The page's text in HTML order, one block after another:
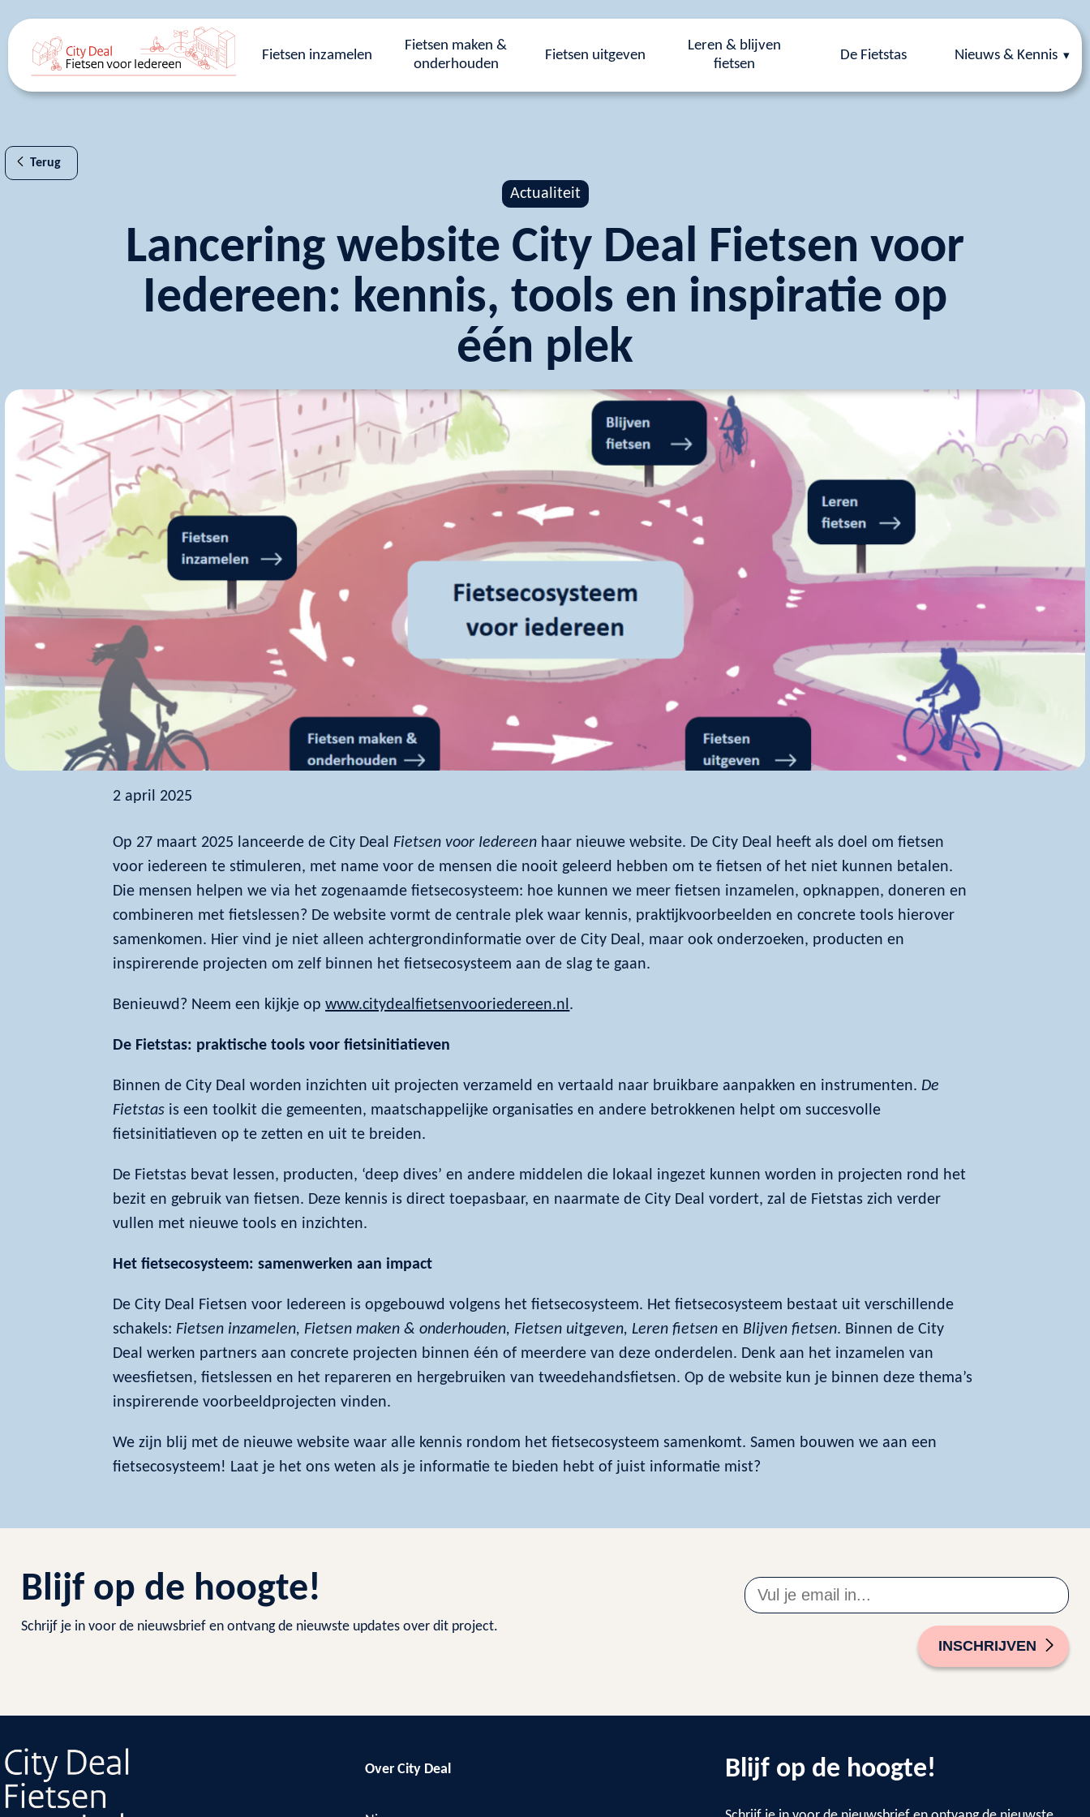
Fietsen inzamelen
Fietsen maken &
onderhouden
Fietsen uitgeven
Leren & blijven
fietsen
De Fietstas Nieuws & Kennis
Terug
Actualiteit
Lancering website City Deal Fietsen voor
Iedereen: kennis, tools en inspiratie op
één plek
2 april 2025
Op 27 maart 2025 lanceerde de City Deal Fietsen voor Iedereen haar nieuwe website. De City Deal heeft als doel om fietsen
voor iedereen te stimuleren, met name voor de mensen die nooit geleerd hebben om te fietsen of het niet kunnen betalen.
Die mensen helpen we via het zogenaamde fietsecosysteem: hoe kunnen we meer fietsen inzamelen, opknappen, doneren en
combineren met fietslessen? De website vormt de centrale plek waar kennis, praktijkvoorbeelden en concrete tools hierover
samenkomen. Hier vind je niet alleen achtergrondinformatie over de City Deal, maar ook onderzoeken, producten en
inspirerende projecten om zelf binnen het fietsecosysteem aan de slag te gaan.
Benieuwd? Neem een kijkje opwww.citydealfietsenvooriedereen.nl.
De Fietstas: praktische tools voor fietsinitiatieven
Binnen de City Deal worden inzichten uit projecten verzameld en vertaald naar bruikbare aanpakken en instrumenten. De
Fietstas is een toolkit die gemeenten, maatschappelijke organisaties en andere betrokkenen helpt om succesvolle
fietsinitiatieven op te zetten en uit te breiden.
De Fietstas bevat lessen, producten, ‘deep dives’ en andere middelen die lokaal ingezet kunnen worden in projecten rond het
bezit en gebruik van fietsen. Deze kennis is direct toepasbaar, en naarmate de City Deal vordert, zal de Fietstas zich verder
vullen met nieuwe tools en inzichten.
Het fietsecosysteem: samenwerken aan impact
De City Deal Fietsen voor Iedereen is opgebouwd volgens het fietsecosysteem. Het fietsecosysteem bestaat uit verschillende
schakels: Fietsen inzamelen, Fietsen maken & onderhouden, Fietsen uitgeven, Leren fietsen en Blijven fietsen. Binnen de City
Deal werken partners aan concrete projecten binnen één of meerdere van deze onderdelen. Denk aan het inzamelen van
weesfietsen, fietslessen en het repareren en hergebruiken van tweedehandsfietsen. Op de website kun je binnen deze thema’s
inspirerende voorbeeldprojecten vinden.
We zijn blij met de nieuwe website waar alle kennis rondom het fietsecosysteem samenkomt. Samen bouwen we aan een
fietsecosysteem! Laat je het ons weten als je informatie te bieden hebt of juist informatie mist?
Blijf op de hoogte!
Schrijf je in voor de nieuwsbrief en ontvang de nieuwste updates over dit project.
INSCHRIJVEN
Over City Deal Blijf op de hoogte!